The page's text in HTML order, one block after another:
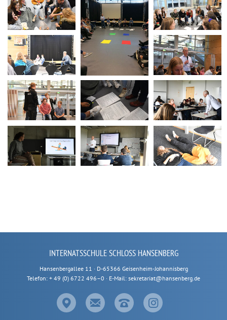
INTERNATSSCHULE SCHLOSS HANSENBERG
Hansenbergallee 11 · D-65366 Geisenheim-Johannisberg
Telefon: + 49 (0) 6722 496–0 · E-Mail: sekretariat@hansenberg.de